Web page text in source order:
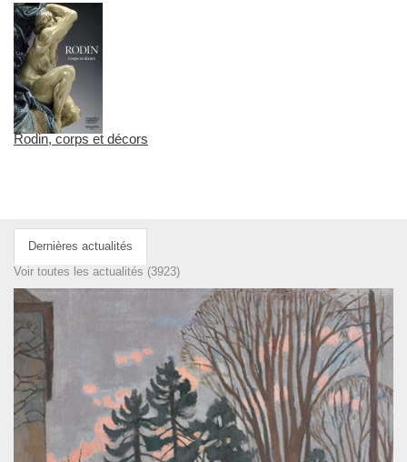
Rodin, corps et décors
Dernières actualités
Voir toutes les actualités (3923)